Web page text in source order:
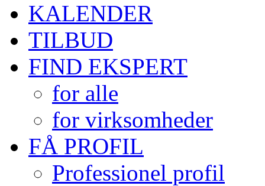
KALENDER
TILBUD
FIND EKSPERT
for alle
for virksomheder
FÅ PROFIL
Professionel profil